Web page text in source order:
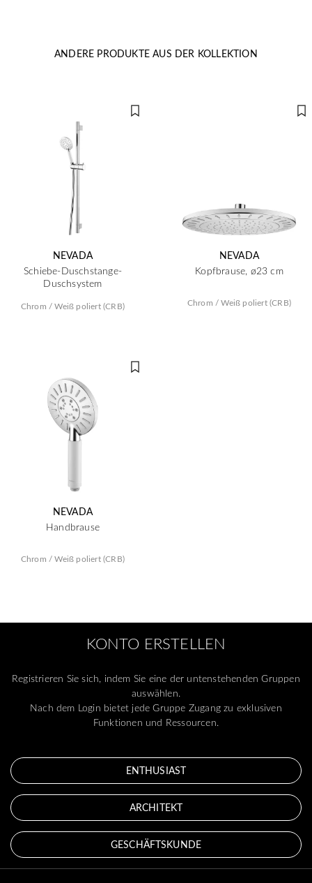
ANDERE PRODUKTE AUS DER KOLLEKTION
NEVADA
Schiebe-Duschstange-
Duschsystem
Chrom / Weiß poliert (CRB)
NEVADA
Kopfbrause, ø23 cm
Chrom / Weiß poliert (CRB)
NEVADA
Handbrause
Chrom / Weiß poliert (CRB)
KONTO ERSTELLEN
Registrieren Sie sich, indem Sie eine der untenstehenden Gruppen
auswählen.
Nach dem Login bietet jede Gruppe Zugang zu exklusiven
Funktionen und Ressourcen.
ENTHUSIAST
ARCHITEKT
GESCHÄFTSKUNDE